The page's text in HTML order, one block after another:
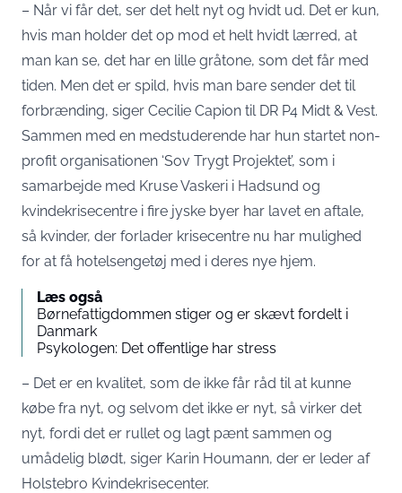
– Når vi får det, ser det helt nyt og hvidt ud. Det er kun,
hvis man holder det op mod et helt hvidt lærred, at
man kan se, det har en lille gråtone, som det får med
tiden. Men det er spild, hvis man bare sender det til
forbrænding, siger Cecilie Capion til DR P4 Midt & Vest.
Sammen med en medstuderende har hun startet non-
profit organisationen ‘Sov Trygt Projektet’, som i
samarbejde med Kruse Vaskeri i Hadsund og
kvindekrisecentre i fire jyske byer har lavet en aftale,
så kvinder, der forlader krisecentre nu har mulighed
for at få hotelsengetøj med i deres nye hjem.
Læs også
Børnefattigdommen stiger og er skævt fordelt i
Danmark
Psykologen: Det offentlige har stress
– Det er en kvalitet, som de ikke får råd til at kunne
købe fra nyt, og selvom det ikke er nyt, så virker det
nyt, fordi det er rullet og lagt pænt sammen og
umådelig blødt, siger Karin Houmann, der er leder af
Holstebro Kvindekrisecenter.